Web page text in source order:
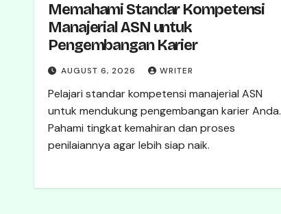
Memahami Standar Kompetensi
Manajerial ASN untuk
Pengembangan Karier
AUGUST 6, 2026 WRITER
Pelajari standar kompetensi manajerial ASN
untuk mendukung pengembangan karier Anda.
Pahami tingkat kemahiran dan proses
penilaiannya agar lebih siap naik.